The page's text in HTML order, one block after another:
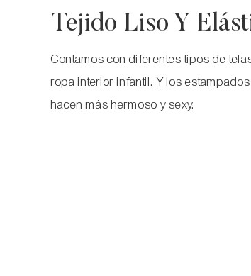
Tejido Liso Y
Contamos con diferentes tipos de
ropa interior infantil. Y los
hacen más hermoso y sexy.